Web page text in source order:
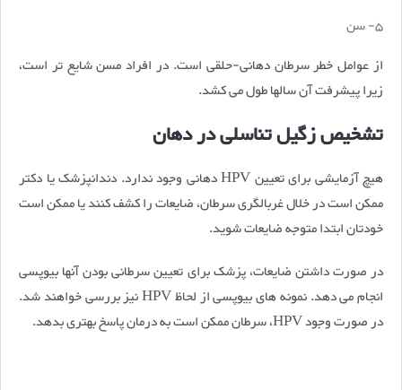
5- سن
از عوامل خطر سرطان دهانی-حلقی است. در افراد مسن شایع تر است،
زیرا پیشرفت آن سالها طول می کشد.
تشخیص زگیل تناسلی در دهان
هیچ آزمایشی برای تعیین HPV دهانی وجود ندارد. دندانپزشک یا دکتر
ممکن است در خلال غربالگری سرطان، ضایعات را کشف کنند یا ممکن است
خودتان ابتدا متوجه ضایعات شوید.
در صورت داشتن ضایعات، پزشک برای تعیین سرطانی بودن آنها بیوپسی
انجام می دهد. نمونه های بیوپسی از لحاظ HPV نیز بررسی خواهند شد.
در صورت وجود HPV، سرطان ممکن است به درمان پاسخ بهتری بدهد.